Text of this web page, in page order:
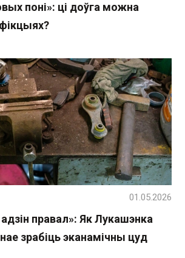
поні»: ці доўга можна
правал»: Як Лукашэнка
зрабіць эканамічны цуд
01.05.2026